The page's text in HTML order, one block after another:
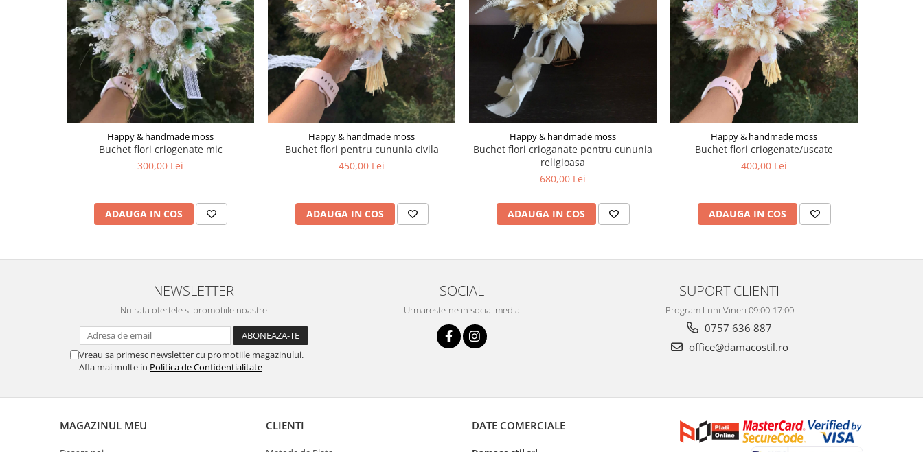
Happy & handmade moss
Buchet flori criogenate mic
300,00 Lei
ADAUGA IN COS
Happy & handmade moss
Buchet flori pentru cununia civila
450,00 Lei
ADAUGA IN COS
Happy & handmade moss
Buchet flori crioganate pentru cununia
religioasa
680,00 Lei
ADAUGA IN COS
Happy & handmade moss
Buchet flori criogenate/uscate
400,00 Lei
ADAUGA IN COS
NEWSLETTER
Nu rata ofertele si promotiile noastre
Vreau sa primesc newsletter cu promotiile magazinului.
Afla mai multe in Politica de Confidentialitate
SOCIAL
Urmareste-ne in social media
SUPORT CLIENTI
Program Luni-Vineri 09:00-17:00
0757 636 887
office@damacostil.ro
MAGAZINUL MEU CLIENTI DATE COMERCIALE